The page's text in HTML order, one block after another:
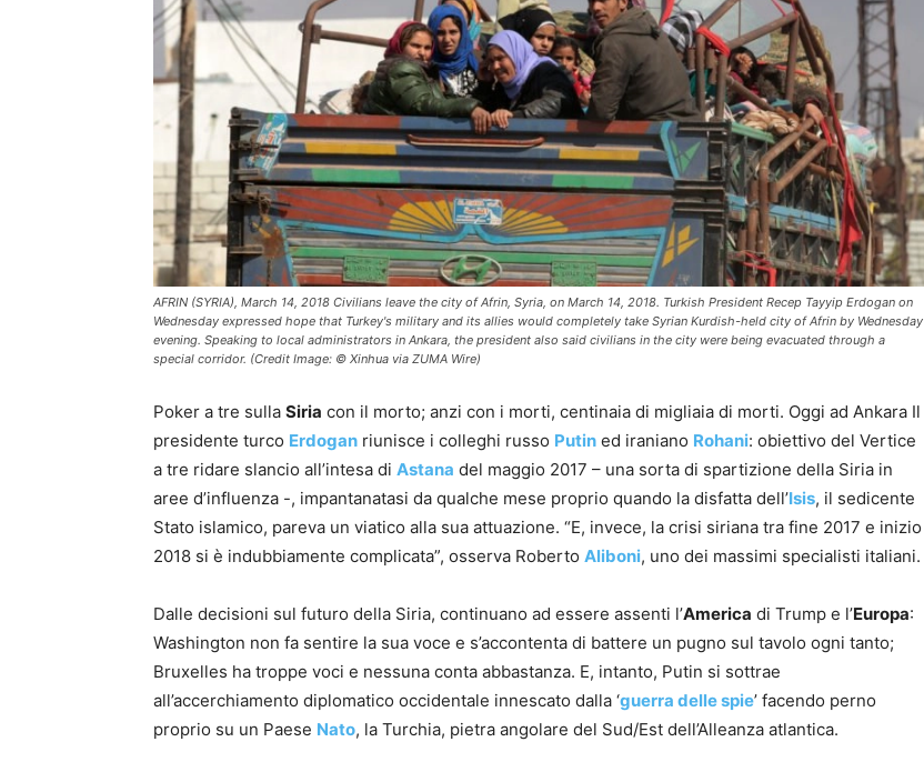
AFRIN (SYRIA), March 14, 2018 Civilians leave the city of Afrin, Syria, on March 14, 2018. Turkish President Recep Tayyip Erdogan on
Wednesday expressed hope that Turkey's military and its allies would completely take Syrian Kurdish-held city of Afrin by Wednesday
evening. Speaking to local administrators in Ankara, the president also said civilians in the city were being evacuated through a
special corridor. (Credit Image: © Xinhua via ZUMA Wire)
Poker a tre sulla Siria con il morto; anzi con i morti, centinaia di migliaia di morti. Oggi ad Ankara Il
presidente turco Erdogan riunisce i colleghi russo Putin ed iraniano Rohani: obiettivo del Vertice
a tre ridare slancio all’intesa di Astana del maggio 2017 – una sorta di spartizione della Siria in
aree d’influenza -, impantanatasi da qualche mese proprio quando la disfatta dell’Isis, il sedicente
Stato islamico, pareva un viatico alla sua attuazione. “E, invece, la crisi siriana tra fine 2017 e inizio
2018 si è indubbiamente complicata”, osserva Roberto Aliboni, uno dei massimi specialisti italiani.
Dalle decisioni sul futuro della Siria, continuano ad essere assenti l’America di Trump e l’Europa:
Washington non fa sentire la sua voce e s’accontenta di battere un pugno sul tavolo ogni tanto;
Bruxelles ha troppe voci e nessuna conta abbastanza. E, intanto, Putin si sottrae
all’accerchiamento diplomatico occidentale innescato dalla ‘guerra delle spie’ facendo perno
proprio su un Paese Nato, la Turchia, pietra angolare del Sud/Est dell’Alleanza atlantica.